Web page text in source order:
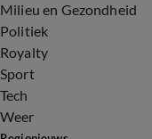
Milieu en Gezondheid
Politiek
Royalty
Sport
Tech
Weer